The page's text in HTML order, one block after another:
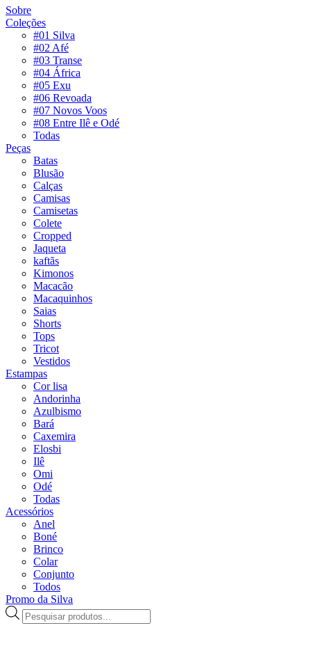
Sobre
Coleções
#01 Silva
#02 Afé
#03 Transe
#04 África
#05 Exu
#06 Revoada
#07 Novos Voos
#08 Entre Ilê e Odé
Todas
Peças
Batas
Blusão
Calças
Camisas
Camisetas
Colete
Cropped
Jaqueta
kaftãs
Kimonos
Macacão
Macaquinhos
Saias
Shorts
Tops
Tricot
Vestidos
Estampas
Cor lisa
Andorinha
Azulbismo
Bará
Caxemira
Elosbi
Ilê
Omi
Odé
Todas
Acessórios
Anel
Boné
Brinco
Colar
Conjunto
Todos
Promo da Silva
Pesquisar
produtos